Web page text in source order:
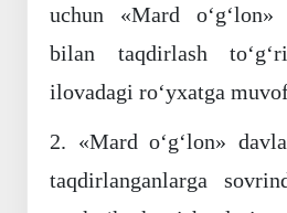
uchun «Mard
bilan taqdirlash
ilovadagi ro‘yxatga
2. «Mard o‘g‘lon»
taqdirlanganlarga